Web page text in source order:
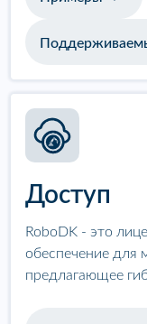
Доступ
RoboDK - это
обеспечение для
предлагающее